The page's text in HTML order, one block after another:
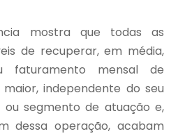
mostra que todas as
de recuperar, em média,
faturamento mensal de
independente do seu
segmento de atuação e,
dessa operação, acabam